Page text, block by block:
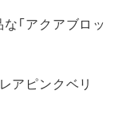
「アクアブロッ
アピンクベリ